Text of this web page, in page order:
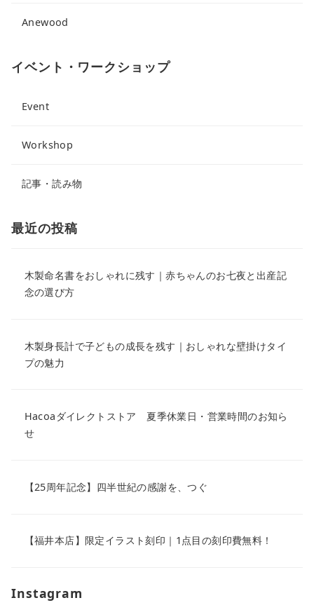
Anewood
イベント・ワークショップ
Event
Workshop
記事・読み物
最近の投稿
木製命名書をおしゃれに残す｜赤ちゃんのお七夜と出産記
念の選び方
木製身長計で子どもの成長を残す｜おしゃれな壁掛けタイ
プの魅力
Hacoaダイレクトストア 夏季休業日・営業時間のお知ら
せ
【25周年記念】四半世紀の感謝を、つぐ
【福井本店】限定イラスト刻印｜1点目の刻印費無料！
Instagram